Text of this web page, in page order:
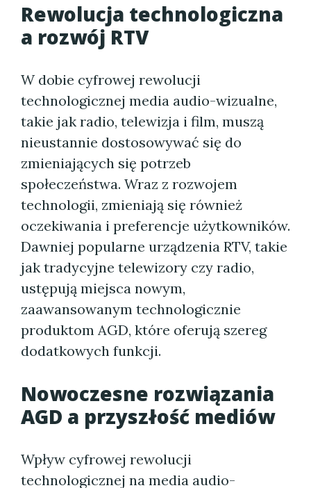
Rewolucja technologiczna
a rozwój RTV
W dobie cyfrowej rewolucji
technologicznej media audio-wizualne,
takie jak radio, telewizja i film, muszą
nieustannie dostosowywać się do
zmieniających się potrzeb
społeczeństwa. Wraz z rozwojem
technologii, zmieniają się również
oczekiwania i preferencje użytkowników.
Dawniej popularne urządzenia RTV, takie
jak tradycyjne telewizory czy radio,
ustępują miejsca nowym,
zaawansowanym technologicznie
produktom AGD, które oferują szereg
dodatkowych funkcji.
Nowoczesne rozwiązania
AGD a przyszłość mediów
Wpływ cyfrowej rewolucji
technologicznej na media audio-